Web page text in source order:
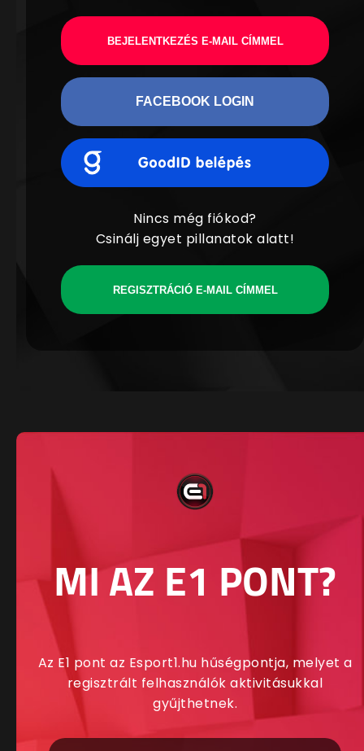
BEJELENTKEZÉS E-MAIL CÍMMEL
FACEBOOK LOGIN
Nincs még fiókod?
Csinálj egyet pillanatok alatt!
REGISZTRÁCIÓ E-MAIL CÍMMEL
MI AZ E1 PONT?
Az E1 pont az Esport1.hu hűségpontja, melyet a
regisztrált felhasználók aktivitásukkal
gyűjthetnek.